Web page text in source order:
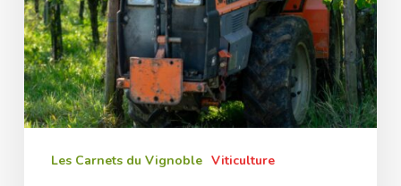
Les Carnets du Vignoble Viticulture